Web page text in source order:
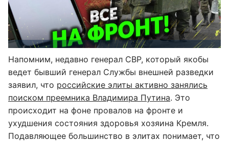
Напомним, недавно генерал СВР, который якобы
ведет бывший генерал Службы внешней разведки
заявил, что российские элиты активно занялись
поиском преемника Владимира Путина. Это
происходит на фоне провалов на фронте и
ухудшения состояния здоровья хозяина Кремля.
Подавляющее большинство в элитах понимает, что